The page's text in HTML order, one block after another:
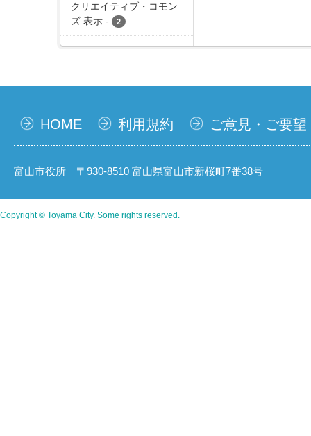
クリエイティブ・コモン
ズ 表示 - 2
HOME 利用規約 ご意見・ご要望
富山市役所 〒930-8510 富山県富山市新桜町7番38号
Copyright © Toyama City. Some rights reserved.